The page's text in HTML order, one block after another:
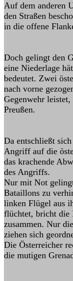
Auf dem anderen
den Straßen
in die offene
Doch gelingt den
eine Niederlage
bedeutet. Zwei
nach vorne
Gegenwehr
Preußen.
Da entschließt
Angriff auf die
das krachende
des Angriffs.
Nur mit Not
Bataillons zu
linken Flügel aus
flüchtet, bricht die
zusammen. Nur
ziehen sich
Die Österreicher
die mutigen